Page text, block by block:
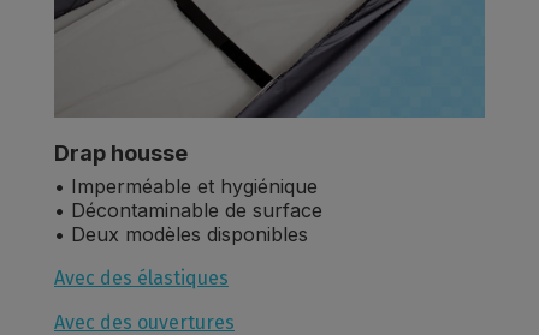
Drap housse
• Imperméable et hygiénique
• Décontaminable de surface
• Deux modèles disponibles
Avec des élastiques
Avec des ouvertures